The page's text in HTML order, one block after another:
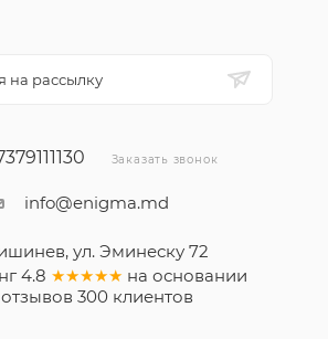
на рассылку
Заказать звонок
info@enigma.md
ул. Эминеску 72
4.8 ★★★★★ на основании
отзывов 300клиентов